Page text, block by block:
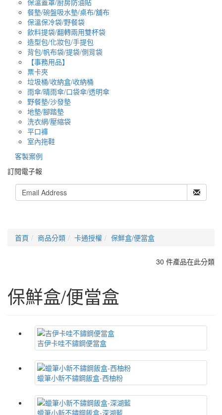
餐墊/碗盤吸水墊/桌布/舖布
保溫保冷袋/野餐袋
飲料提袋/翻轉兩用雙杯袋
造型包/化妝包/手提包
背包/帆布袋/提袋/側背袋
【事務用品】
票卡夾
垃圾桶/收納盒/收納桶
雨傘/晴雨傘/口袋傘/透明傘
野餐墊/沙發墊
地墊/腳踏墊
洗衣網/壓縮袋
平口褲
室內拖鞋
客製案例
訂閱電子報
首頁 商品分類 卡通授權 保鮮盒/便當盒
30 件產品在此分類
保鮮盒/便當盒
吉伊卡哇不鏽鋼便當盒
蠟筆小新不鏽鋼飯盒-西柚粉
蠟筆小新不鏽鋼飯盒-深湖藍